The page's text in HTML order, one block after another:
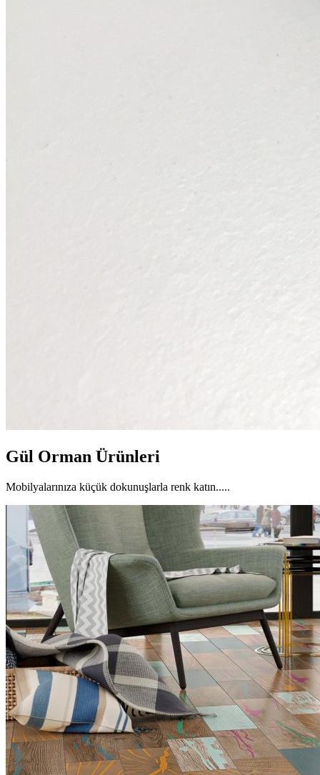
Gül Orman Ürünleri
Mobilyalarınıza küçük dokunuşlarla renk katın.....